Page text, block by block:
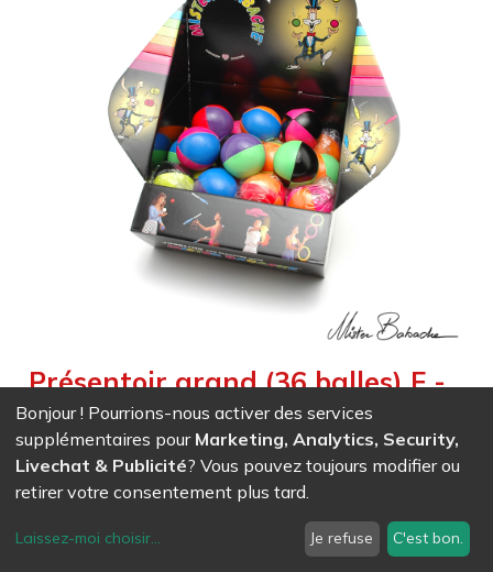
Présentoir grand (36 balles) F -
110 g - bicolore mélangées
Weight :4,000kg
7611847016128- Ref (
Bonjour ! Pourrions-nous activer des services
supplémentaires pour Marketing, Analytics, Security,
Livechat & Publicité? Vous pouvez toujours modifier ou
retirer votre consentement plus tard.
Laissez-moi choisir... Je refuse C'est bon.